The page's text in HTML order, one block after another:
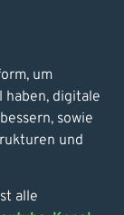
um
haben, digitale
sowie
und
alle